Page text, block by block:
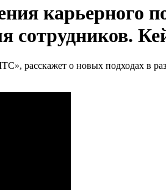
карьерного
сотрудников.
расскажет о новых подходах в